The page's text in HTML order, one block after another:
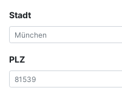
Stadt
PLZ